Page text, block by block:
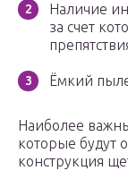
Наличие
за счет
Ёмкий
Наиболее
которые будут
конструкция